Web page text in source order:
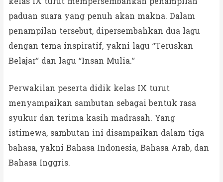
paduan suara yang penuh akan makna. Dalam
penampilan tersebut, dipersembahkan dua lagu
dengan tema inspiratif, yakni lagu “Teruskan
Belajar” dan lagu “Insan Mulia.”
Perwakilan peserta didik kelas IX turut
menyampaikan sambutan sebagai bentuk rasa
syukur dan terima kasih madrasah. Yang
istimewa, sambutan ini disampaikan dalam tiga
bahasa, yakni Bahasa Indonesia, Bahasa Arab, dan
Bahasa Inggris.